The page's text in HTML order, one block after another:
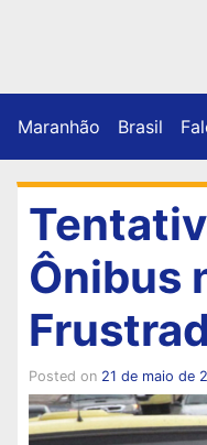
Maranhão Brasil
Ônibus
Posted on 21 de maio de